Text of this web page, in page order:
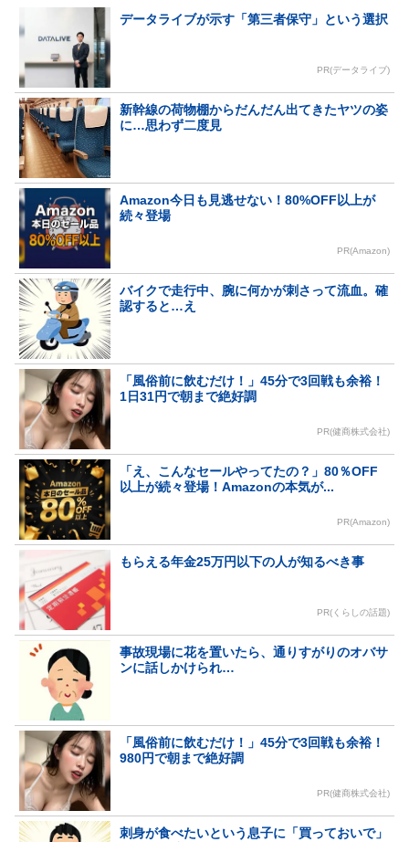
データライブが示す「第三者保守」という選択
PR(データライブ)
新幹線の荷物棚からだんだん出てきたヤツの姿
に…思わず二度見
Amazon今日も見逃せない！80%OFF以上が
続々登場
PR(Amazon)
バイクで走行中、腕に何かが刺さって流血。確
認すると…え
「風俗前に飲むだけ！」45分で3回戦も余裕！
1日31円で朝まで絶好調
PR(健商株式会社)
「え、こんなセールやってたの？」80％OFF
以上が続々登場！Amazonの本気が...
PR(Amazon)
もらえる年金25万円以下の人が知るべき事
PR(くらしの話題)
事故現場に花を置いたら、通りすがりのオバサ
ンに話しかけられ…
「風俗前に飲むだけ！」45分で3回戦も余裕！
980円で朝まで絶好調
PR(健商株式会社)
刺身が食べたいという息子に「買っておいで」